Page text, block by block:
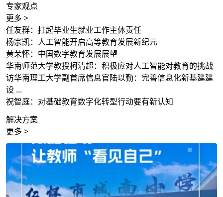
专家观点
更多 >
任友群：扛起毕业生就业工作主体责任
杨宗凯：人工智能开启高等教育发展新纪元
黄荣怀：中国数字教育发展展望
华南师范大学教授柯清超：积极应对人工智能对教育的挑战
访华南理工大学副首席信息官陆以勤：完善信息化新基建建
设 ...
祝智庭：对基础教育数字化转型行动要有新认知
解决方案
更多 >